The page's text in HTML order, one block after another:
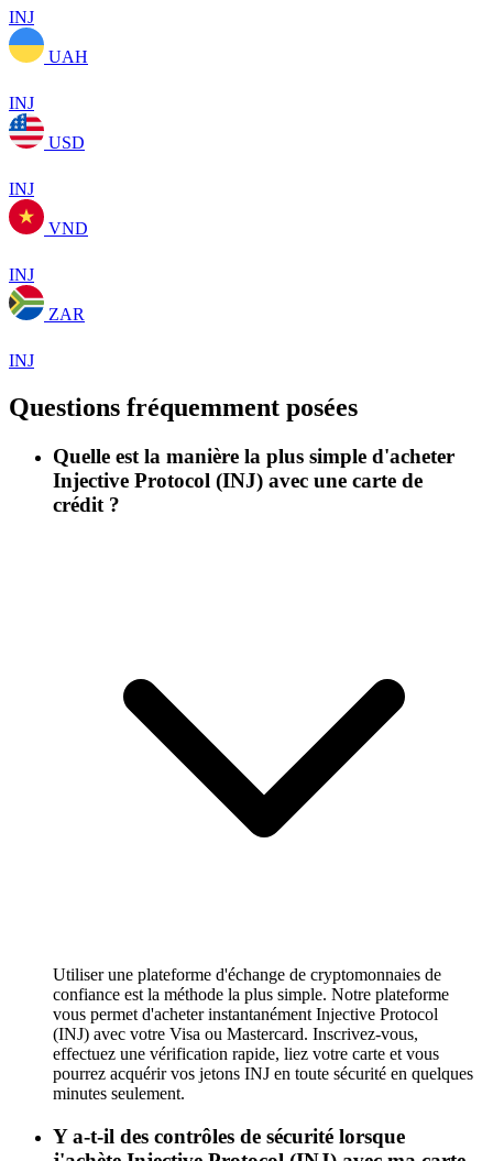
INJ
UAH
INJ
USD
INJ
VND
INJ
ZAR
INJ
Questions fréquemment posées
Quelle est la manière la plus simple d'acheter
Injective Protocol (INJ) avec une carte de
crédit ?
Utiliser une plateforme d'échange de cryptomonnaies de
confiance est la méthode la plus simple. Notre plateforme
vous permet d'acheter instantanément Injective Protocol
(INJ) avec votre Visa ou Mastercard. Inscrivez-vous,
effectuez une vérification rapide, liez votre carte et vous
pourrez acquérir vos jetons INJ en toute sécurité en quelques
minutes seulement.
Y a-t-il des contrôles de sécurité lorsque